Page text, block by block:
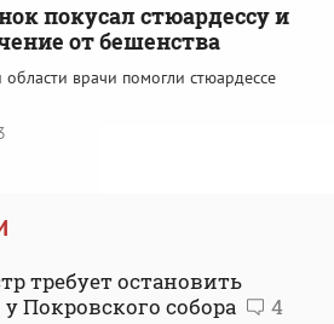
покусал стюардессу и
от бешенства
врачи помогли стюардессе
требует остановить
Покровского собора
4